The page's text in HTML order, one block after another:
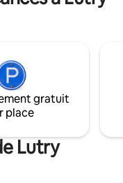
gratuit
place
Lutry